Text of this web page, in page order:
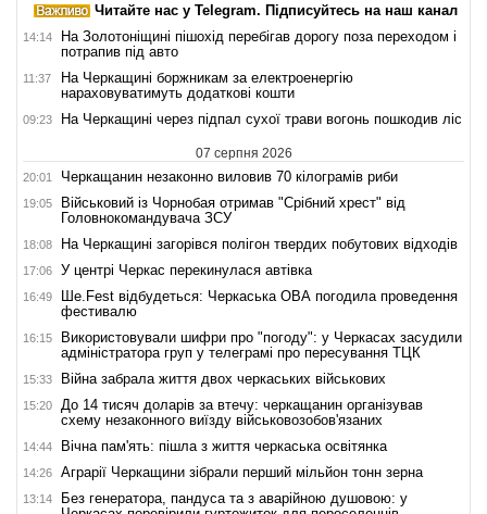
Читайте нас у Telegram. Підписуйтесь на наш канал
14:14
На Золотоніщині пішохід перебігав дорогу поза переходом і
потрапив під авто
11:37
На Черкащині боржникам за електроенергію
нараховуватимуть додаткові кошти
09:23 На Черкащині через підпал сухої трави вогонь пошкодив ліс
07 серпня 2026
20:01 Черкащанин незаконно виловив 70 кілограмів риби
19:05
Військовий із Чорнобая отримав "Срібний хрест" від
Головнокомандувача ЗСУ
18:08 На Черкащині загорівся полігон твердих побутових відходів
17:06 У центрі Черкас перекинулася автівка
16:49
Ше.Fest відбудеться: Черкаська ОВА погодила проведення
фестивалю
16:15
Використовували шифри про "погоду": у Черкасах засудили
адміністратора груп у телеграмі про пересування ТЦК
15:33 Війна забрала життя двох черкаських військових
15:20
До 14 тисяч доларів за втечу: черкащанин організував
схему незаконного виїзду військовозобов'язаних
14:44 Вічна пам'ять: пішла з життя черкаська освітянка
14:26 Аграрії Черкащини зібрали перший мільйон тонн зерна
13:14
Без генератора, пандуса та з аварійною душовою: у